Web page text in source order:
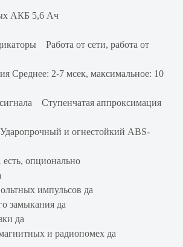
АКБ 5,6 Ач
Работа от сети, работа от
Среднее: 2-7 мсек, максимальное: 10
Ступенчатая аппроксимация
и огнестойкий ABS-
опционально
импульсов да
замыкания да
да
и радиопомех да